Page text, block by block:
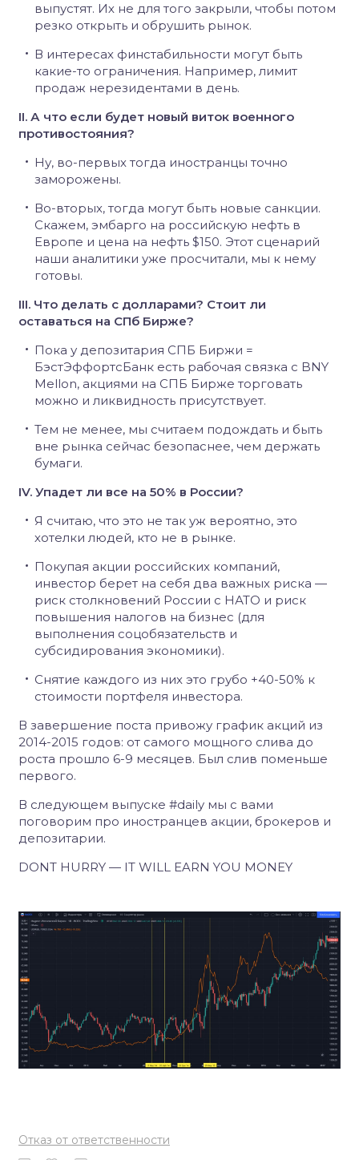
выпустят. Их не для того закрыли, чтобы потом
резко открыть и обрушить рынок.
В интересах финстабильности могут быть
какие-то ограничения. Например, лимит
продаж нерезидентами в день.
II. А что если будет новый виток военного
противостояния?
Ну, во-первых тогда иностранцы точно
заморожены.
Во-вторых, тогда могут быть новые санкции.
Скажем, эмбарго на российскую нефть в
Европе и цена на нефть $150. Этот сценарий
наши аналитики уже просчитали, мы к нему
готовы.
III. Что делать с долларами? Стоит ли
оставаться на СПб Бирже?
Пока у депозитария СПБ Биржи =
БэстЭффортсБанк есть рабочая связка с BNY
Mellon, акциями на СПБ Бирже торговать
можно и ликвидность присутствует.
Тем не менее, мы считаем подождать и быть
вне рынка сейчас безопаснее, чем держать
бумаги.
IV. Упадет ли все на 50% в России?
Я считаю, что это не так уж вероятно, это
хотелки людей, кто не в рынке.
Покупая акции российских компаний,
инвестор берет на себя два важных риска —
риск столкновений России с НАТО и риск
повышения налогов на бизнес (для
выполнения соцобязательств и
субсидирования экономики).
Снятие каждого из них это грубо +40-50% к
стоимости портфеля инвестора.
В завершение поста привожу график акций из
2014-2015 годов: от самого мощного слива до
роста прошло 6-9 месяцев. Был слив поменьше
первого.
В следующем выпуске #daily мы с вами
поговорим про иностранцев акции, брокеров и
депозитарии.
DONT HURRY — IT WILL EARN YOU MONEY
Отказ от ответственности